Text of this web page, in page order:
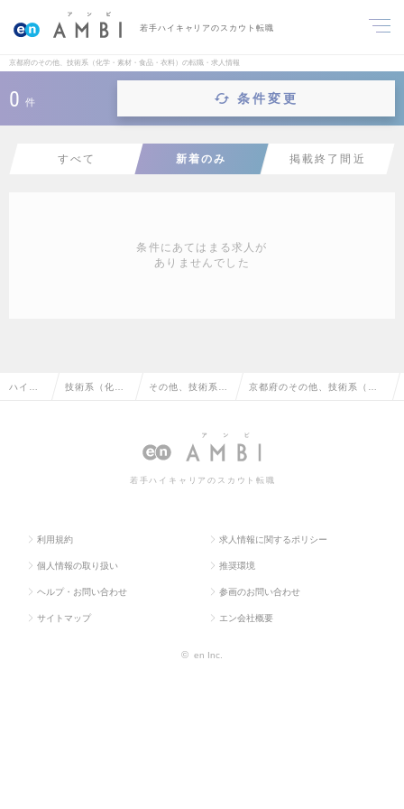
若手ハイキャリアのスカウト転職
京都府のその他、技術系（化学・素材・食品・衣料）の転職・求人情報
0 件 条件変更
すべて 新着のみ 掲載終了間近
条件にあてはまる求人が
ありませんでした
ハイク 技術系（化 その他、技術系
品・衣料）
京都府のその他、技術系（化
職・求人情報一覧
若手ハイキャリアのスカウト転職
利用規約 求人情報に関するポリシー
個人情報の取り扱い 推奨環境
ヘルプ・お問い合わせ 参画のお問い合わせ
サイトマップ エン会社概要
© en Inc.